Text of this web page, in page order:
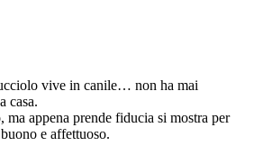
vive in canile… non ha mai
casa.
ma appena prende fiducia si mostra per
e affettuoso.